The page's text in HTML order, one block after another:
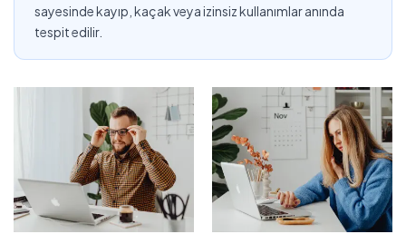
sayesinde kayıp, kaçak veya izinsiz kullanımlar anında
tespit edilir.